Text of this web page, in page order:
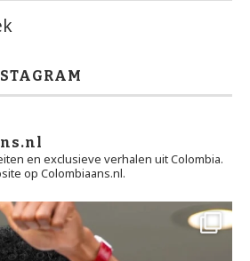
en exclusieve verhalen uit Colombia.
op Colombiaans.nl.